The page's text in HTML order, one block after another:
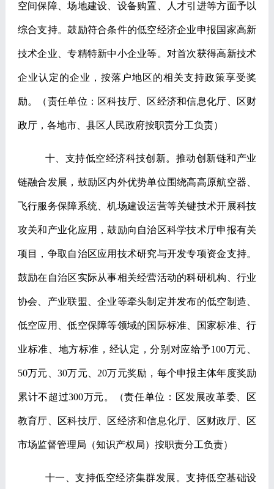
空间保障、场地建设、设备购置、人才引进等方面予以
综合支持。鼓励符合条件的低空经济企业申报国家高新
技术企业、专精特新中小企业等。对首次获得高新技术
企业认定的企业，按落户地区的相关支持政策享受奖
励。 （责任单位：区科技厅、区经济和信息化厅、区财
政厅，各地市、县区人民政府按职责分工负责）
十、支持低空经济科技创新。 推动创新链和产业
链融合发展，鼓励区内外优势单位围绕高高原航空器、
飞行服务保障系统、机场建设运营等关键技术开展科技
攻关和产业化应用，鼓励向自治区科学技术厅申报有关
项目，争取自治区应用技术研究与开发专项资金支持。
鼓励在自治区实际从事相关经营活动的科研机构、行业
协会、产业联盟、企业等牵头制定并发布的低空制造、
低空应用、低空保障等领域的国际标准、国家标准、行
业标准、地方标准，经认定，分别对应给予100万元、
50万元、30万元、 20万元奖励，每个申报主体年度奖励
累计不超过300万元。 （责任单位：区发展改革委、区
教育厅、区科技厅、区经济和信息化厅、区财政厅、区
市场监督管理局（知识产权局）按职责分工负责）
十一、支持低空经济集群发展。支持低空基础设